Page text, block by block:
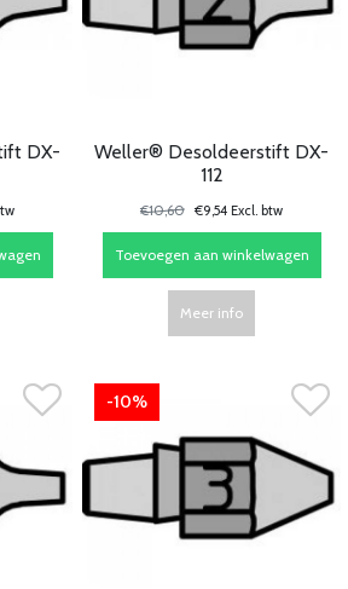
DX-
Weller® Desoldeerstift DX-
112
€10,60 €9,54 Excl. btw
Toevoegen aan winkelwagen
Meer info
-10%